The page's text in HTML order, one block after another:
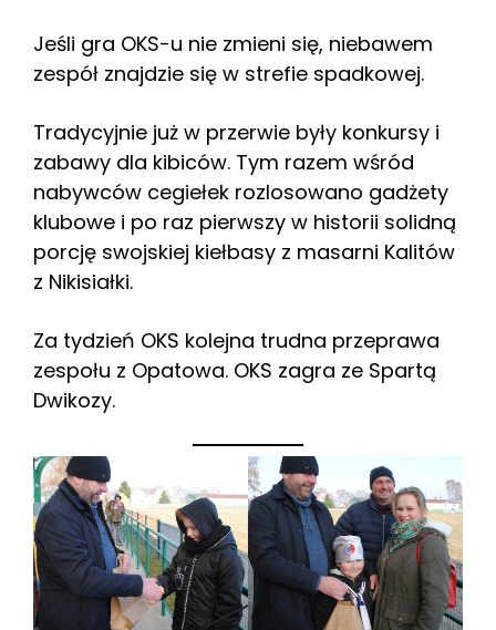
Jeśli gra OKS-u nie zmieni się, niebawem
zespół znajdzie się w strefie spadkowej.
Tradycyjnie już w przerwie były konkursy i
zabawy dla kibiców. Tym razem wśród
nabywców cegiełek rozlosowano gadżety
klubowe i po raz pierwszy w historii solidną
porcję swojskiej kiełbasy z masarni Kalitów
z Nikisiałki.
Za tydzień OKS kolejna trudna przeprawa
zespołu z Opatowa. OKS zagra ze Spartą
Dwikozy.